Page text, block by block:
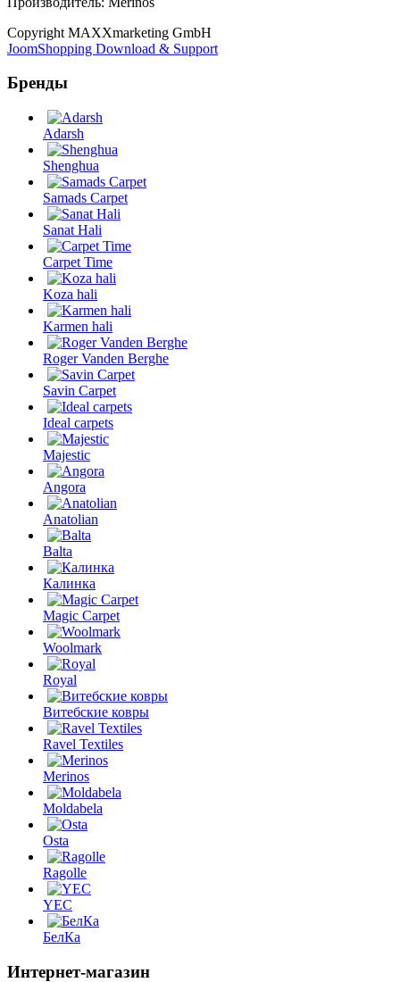
Copyright MAXXmarketing GmbH
JoomShopping Download & Support
Бренды
Adarsh
Shenghua
Samads Carpet
Sanat Hali
Carpet Time
Koza hali
Karmen hali
Roger Vanden Berghe
Savin Carpet
Ideal carpets
Majestic
Angora
Anatolian
Balta
Калинка
Magic Carpet
Woolmark
Royal
Витебские ковры
Ravel Textiles
Merinos
Moldabela
Osta
Ragolle
YEC
БелКа
Интернет-магазин